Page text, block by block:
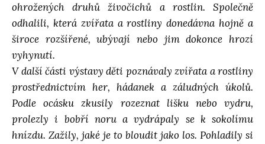
ohrožených druhů živočichů a rostlin. Společně
odhalili, která zvířata a rostliny donedávna hojně a
široce rozšířené, ubývají nebo jim dokonce hrozí
vyhynutí.
V další části výstavy děti poznávaly zvířata a rostliny
prostřednictvím her, hádanek a záludných úkolů.
Podle ocásku zkusily rozeznat lišku nebo vydru,
prolezly i bobří noru a vydrápaly se k sokolímu
hnízdu. Zažily, jaké je to bloudit jako los. Pohladily si